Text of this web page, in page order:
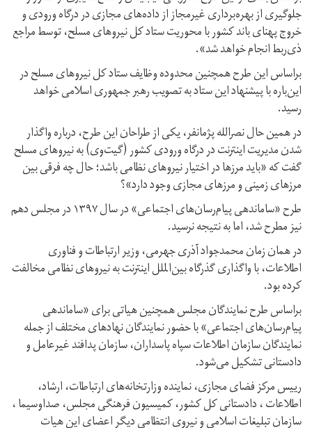
جلوگیری از بهره‌برداری غیرمجاز از داده‌های مجازی در درگاه ورودی و
خروج پهنای باند کشور با محوریت ستاد کل نیروهای مسلح، توسط مراجع
ذی‌ربط انجام خواهد شد».
براساس این طرح همچنین محدوده وظایف ستاد کل نیروهای مسلح در
این‌باره با پیشنهاد این ستاد به تصویب رهبر جمهوری اسلامی خواهد
رسید.
در همین حال نصرالله پژمانفر، یکی از طراحان این طرح، درباره واگذار
شدن مدیریت اینترنت در درگاه ورودی کشور (گیت‌وی) به نیروهای مسلح
گفت که «باید مرزها در اختیار نیروهای نظامی باشد؛ حال چه فرقی بین
مرزهای زمینی و مرزهای مجازی وجود دارد»؟
طرح «ساماندهی پیام‌رسان‌های اجتماعی» در سال ۱۳۹۷ در مجلس دهم
نیز مطرح شد، اما به نتیجه نرسید.
در همان زمان محمدجواد آذری جهرمی، وزیر ارتباطات و فناوری
اطلاعات، با واگذاری گذرگاه بین‌الملل اینترنت به نیروهای نظامی مخالفت
کرده بود.
براساس طرح نمایندگان مجلس همچنین هیاتی برای «ساماندهی
پیام‌رسان‌های اجتماعی» با حضور نمایندگان نهادهای مختلف از جمله
نمایندگان سازمان اطلاعات سپاه پاسداران، سازمان پدافند غیرعامل و
دادستانی تشکیل می‌شود.
رییس مرکز فضای مجازی، نماینده وزارتخانه‌های ارتباطات، ارشاد،
اطلاعات ، دادستانی کل کشور، کمیسیون فرهنگی مجلس، صداوسیما ،